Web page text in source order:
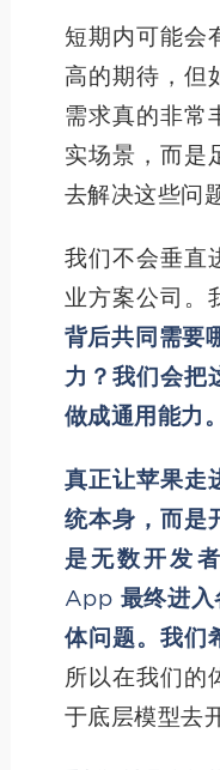
短期内可能会
高的期待，但
需求真的非常
实场景，而是
去解决这些问
我们不会垂直
业方案公司。
背后共同需要
力？我们会把
做成通用能力。
真正让苹果走
统本身，而是
是无数开发
App 最终进入
体问题。我们
所以在我们的
于底层模型去